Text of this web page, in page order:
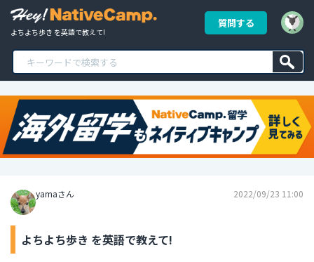
よちよち歩き を英語で教えて!
質問する
yamaさん 2022/09/23 11:00
よちよち歩き を英語で教えて!